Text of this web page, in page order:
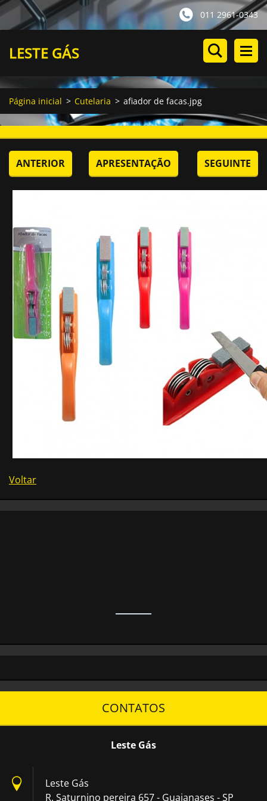
011 2961-0343
LESTE GÁS
Página inicial > Cutelaria > afiador de facas.jpg
ANTERIOR APRESENTAÇÃO SEGUINTE
Voltar
CONTATOS
Leste Gás
Leste Gás
R. Saturnino pereira 657 - Guaianases - SP